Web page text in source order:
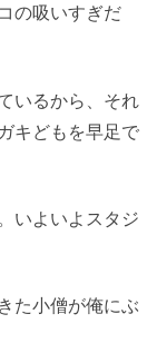
の吸いすぎだ
いるから、それ
キどもを早足で
いよいよスタジ
た小僧が俺にぶ